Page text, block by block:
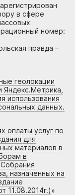
в сфере
номер:
правда –
геолокации
Яндекс.Метрика,
использования
данных.
оплаты услуг по
для
материалов в
в
назначенных на
11.08.2014г.)»